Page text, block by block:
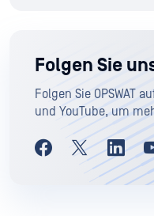
Folgen Sie
Folgen Sie OPSWAT
und YouTube, um